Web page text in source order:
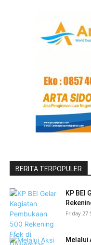
BERITA TERPOPULER
KP BEI
Friday 27
Melalui